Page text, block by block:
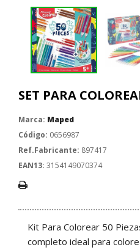
SET PARA
Marca: Maped
Código: 0656987
Ref.Fabricante: 897417
EAN13: 3154149070374
Kit Para Colorear 50
completo ideal para